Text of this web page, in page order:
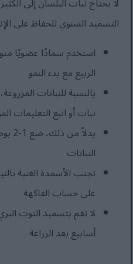
التسميد السنوي للحفاظ على
الربيع مع بدء النمو
نبات أو اتبع التعليمات
النباتات
تجنب الأسمدة الغنية
على حساب الفاكهة
أسابيع بعد الزراعة